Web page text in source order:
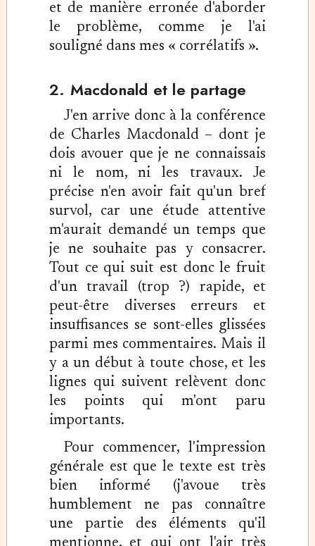
et de manière erronée d'aborder
le problème, comme je l'ai
souligné dans mes « corrélatifs ».
2. Macdonald et le partage
J'en arrive donc à la conférence
de Charles Macdonald – dont je
dois avouer que je ne connaissais
ni le nom, ni les travaux. Je
précise n'en avoir fait qu'un bref
survol, car une étude attentive
m'aurait demandé un temps que
je ne souhaite pas y consacrer.
Tout ce qui suit est donc le fruit
d'un travail (trop ?) rapide, et
peut-être diverses erreurs et
insuffisances se sont-elles glissées
parmi mes commentaires. Mais il
y a un début à toute chose, et les
lignes qui suivent relèvent donc
les points qui m'ont paru
importants.
Pour commencer, l'impression
générale est que le texte est très
bien informé (j'avoue très
humblement ne pas connaître
une partie des éléments qu'il